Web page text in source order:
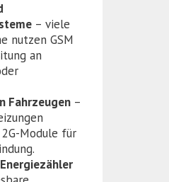
– viele
nutzen GSM
an
Fahrzeugen –
Module für